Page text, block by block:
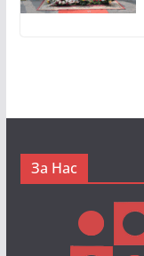
За Нас